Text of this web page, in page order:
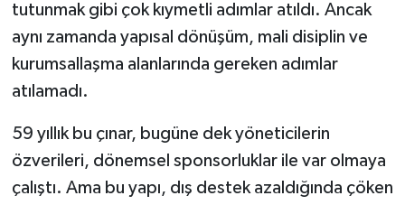
tutunmak gibi çok kıymetli adımlar atıldı. Ancak
aynı zamanda yapısal dönüşüm, mali disiplin ve
kurumsallaşma alanlarında gereken adımlar
atılamadı.
59 yıllık bu çınar, bugüne dek yöneticilerin
özverileri, dönemsel sponsorluklar ile var olmaya
çalıştı. Ama bu yapı, dış destek azaldığında çöken